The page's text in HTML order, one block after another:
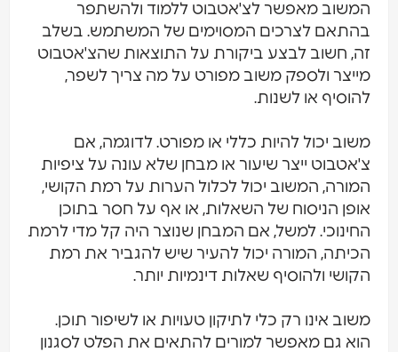
המשוב מאפשר לצ'אטבוט ללמוד ולהשתפר
בהתאם לצרכים המסוימים של המשתמש. בשלב
זה, חשוב לבצע ביקורת על התוצאות שהצ'אטבוט
מייצר ולספק משוב מפורט על מה צריך לשפר,
להוסיף או לשנות.
משוב יכול להיות כללי או מפורט. לדוגמה, אם
צ'אטבוט ייצר שיעור או מבחן שלא עונה על ציפיות
המורה, המשוב יכול לכלול הערות על רמת הקושי,
אופן הניסוח של השאלות, או אף על חסר בתוכן
החינוכי. למשל, אם המבחן שנוצר היה קל מדי לרמת
הכיתה, המורה יכול להעיר שיש להגביר את רמת
הקושי ולהוסיף שאלות דינמיות יותר.
משוב אינו רק כלי לתיקון טעויות או לשיפור תוכן.
הוא גם מאפשר למורים להתאים את הפלט לסגנון